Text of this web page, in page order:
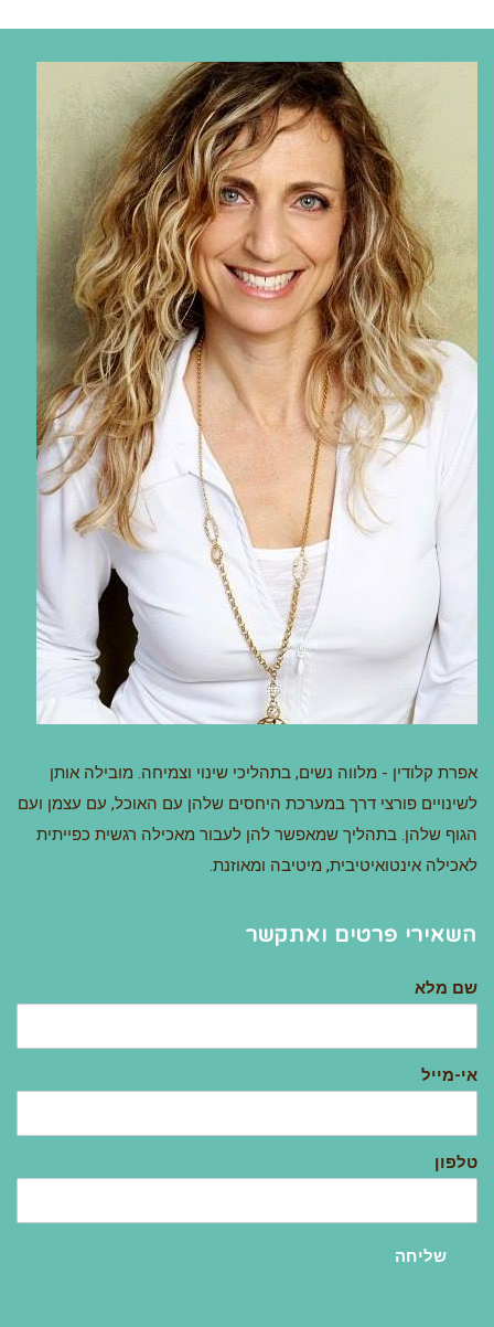
אפרת קלודין - מלווה נשים, בתהליכי שינוי וצמיחה. מובילה אותן
לשינויים פורצי דרך במערכת היחסים שלהן עם האוכל, עם עצמן ועם
הגוף שלהן. בתהליך שמאפשר להן לעבור מאכילה רגשית כפייתית
לאכילה אינטואיטיבית, מיטיבה ומאוזנת.
השאירי פרטים ואתקשר
שם מלא
אי-מייל
טלפון
שליחה